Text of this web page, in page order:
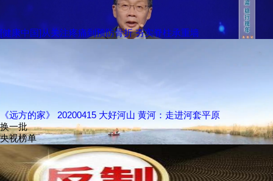
[健康中国]从关注疼痛到预防骨折 夯实脊柱承重墙
《远方的家》 20200415 大好河山 黄河：走进河套平原
换一批
央视榜单